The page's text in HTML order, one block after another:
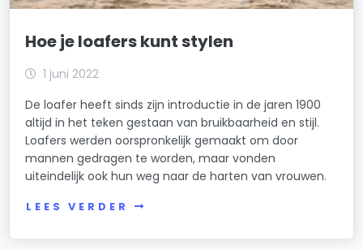
Hoe je loafers kunt stylen
1 juni 2022
De loafer heeft sinds zijn introductie in de jaren 1900
altijd in het teken gestaan van bruikbaarheid en stijl.
Loafers werden oorspronkelijk gemaakt om door
mannen gedragen te worden, maar vonden
uiteindelijk ook hun weg naar de harten van vrouwen.
LEES VERDER